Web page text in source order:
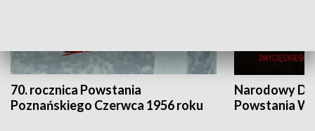
70. rocznica Powstania
Poznańskiego Czerwca 1956 roku
Narodowy
Powstania